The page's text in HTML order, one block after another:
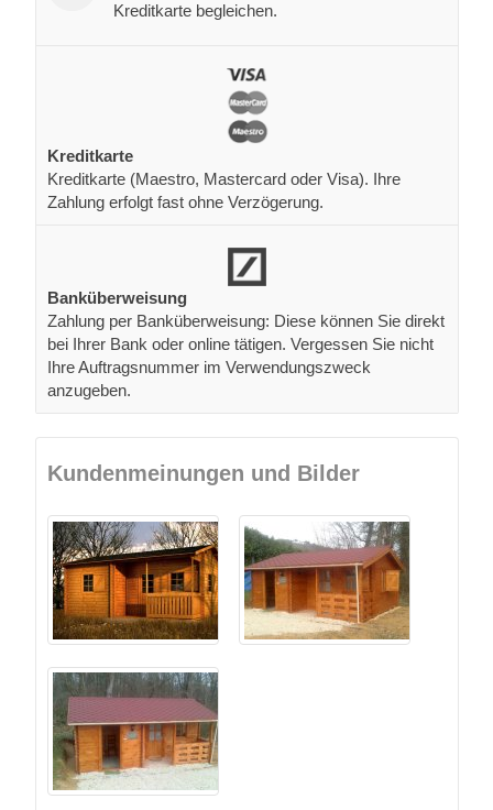
Kreditkarte begleichen.
Kreditkarte
Kreditkarte (Maestro, Mastercard oder Visa). Ihre
Zahlung erfolgt fast ohne Verzögerung.
Banküberweisung
Zahlung per Banküberweisung: Diese können Sie direkt
bei Ihrer Bank oder online tätigen. Vergessen Sie nicht
Ihre Auftragsnummer im Verwendungszweck
anzugeben.
Kundenmeinungen und Bilder